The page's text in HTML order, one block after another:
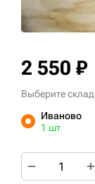
2 550 ₽
Выберите склад
Иваново
1 шт
+7 (499)